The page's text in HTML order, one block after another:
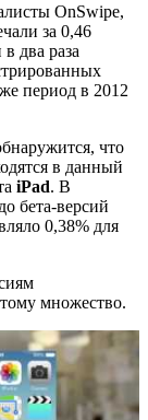
OnSwipe,
за 0,46
два раза
период в 2012
что
в данный
iPad. В
бета-версий
0,38% для
множество.